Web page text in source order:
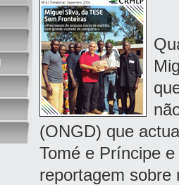
(ONGD) que
Tomé e Príncipe
reportagem sobre